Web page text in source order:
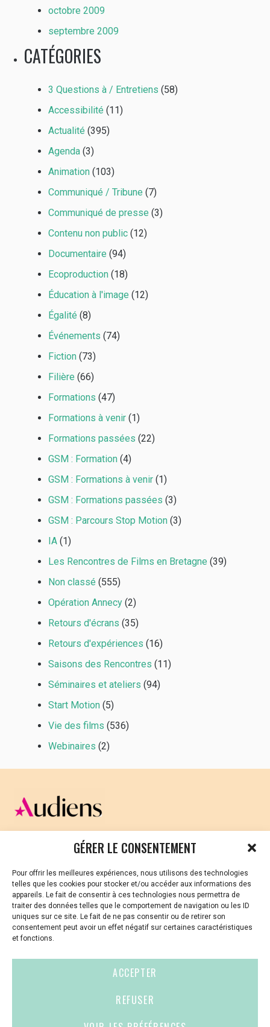
GÉRER LE CONSENTEMENT
Pour offrir les meilleures expériences, nous utilisons des technologies
telles que les cookies pour stocker et/ou accéder aux informations des
appareils. Le fait de consentir à ces technologies nous permettra de
traiter des données telles que le comportement de navigation ou les ID
uniques sur ce site. Le fait de ne pas consentir ou de retirer son
consentement peut avoir un effet négatif sur certaines caractéristiques
et fonctions.
ACCEPTER
REFUSER
octobre 2009
septembre 2009
CATÉGORIES
3 Questions à / Entretiens (58)
Accessibilité (11)
Actualité (395)
Agenda (3)
Animation (103)
Communiqué / Tribune (7)
Communiqué de presse (3)
Contenu non public (12)
Documentaire (94)
Ecoproduction (18)
Éducation à l'image (12)
Égalité (8)
Événements (74)
Fiction (73)
Filière (66)
Formations (47)
Formations à venir (1)
Formations passées (22)
GSM : Formation (4)
GSM : Formations à venir (1)
GSM : Formations passées (3)
GSM : Parcours Stop Motion (3)
IA (1)
Les Rencontres de Films en Bretagne (39)
Non classé (555)
Opération Annecy (2)
Retours d'écrans (35)
Retours d'expériences (16)
Saisons des Rencontres (11)
Séminaires et ateliers (94)
Start Motion (5)
Vie des films (536)
Webinaires (2)
CELLULE D’ÉCOUTE ET DE SOUTIEN PSYCHOLOGIQUE ET
Vous avez été témoin ou vous êtes victime de VSS ? Ou
vous êtes référent·es harcèlement en besoin de soutien
ou d’informations ?
01 87 20 30 90
violences-sexuelles-culture@audiens.org